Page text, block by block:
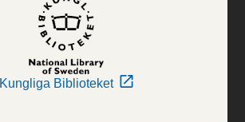
Kungliga Biblioteket